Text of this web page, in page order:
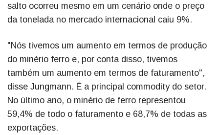
salto ocorreu mesmo em um cenário onde o preço
da tonelada no mercado internacional caiu 9%.
"Nós tivemos um aumento em termos de produção
do minério ferro e, por conta disso, tivemos
também um aumento em termos de faturamento",
disse Jungmann. É a principal commodity do setor.
No último ano, o minério de ferro representou
59,4% de todo o faturamento e 68,7% de todas as
exportações.